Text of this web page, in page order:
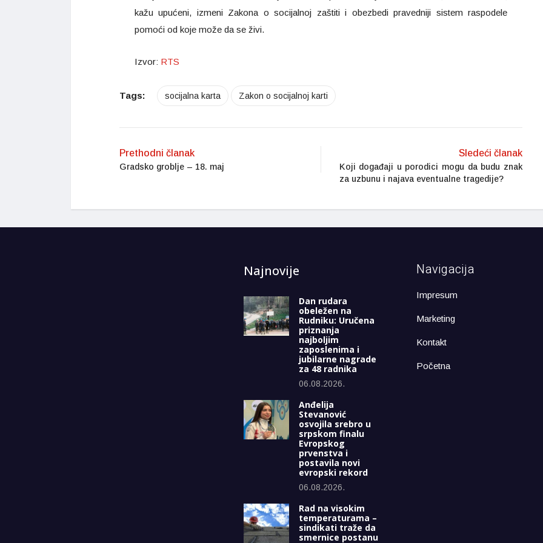
kažu upućeni, izmeni Zakona o socijalnoj zaštiti i obezbedi pravedniji sistem raspodele
pomoći od koje može da se živi.
Izvor: RTS
Tags: socijalna karta Zakon o socijalnoj karti
Prethodni članak
Gradsko groblje – 18. maj
Sledeći članak
Koji događaji u porodici mogu da budu znak
za uzbunu i najava eventualne tragedije?
Najnovije
Dan rudara
obeležen na
Rudniku: Uručena
priznanja
najboljim
zaposlenima i
jubilarne nagrade
za 48 radnika
06.08.2026.
Anđelija
Stevanović
osvojila srebro u
srpskom finalu
Evropskog
prvenstva i
postavila novi
evropski rekord
06.08.2026.
Rad na visokim
temperaturama –
sindikati traže da
smernice postanu
Navigacija
Impresum
Marketing
Kontakt
Početna